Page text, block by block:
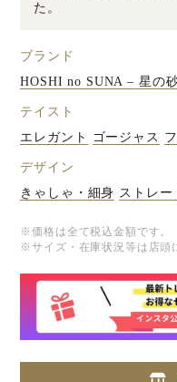
た。
ブランド
HOSHI no SUNA – 星の
テイスト
エレガント
ゴージャス
デザイン
きゃしゃ・細身 ストレー
※価格は全て税込金額です。
※サイズ・在庫状況等は店頭